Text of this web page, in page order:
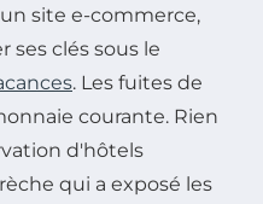
site e-commerce,
ses clés sous le
. Les fuites de
courante. Rien
d'hôtels
qui a exposé les